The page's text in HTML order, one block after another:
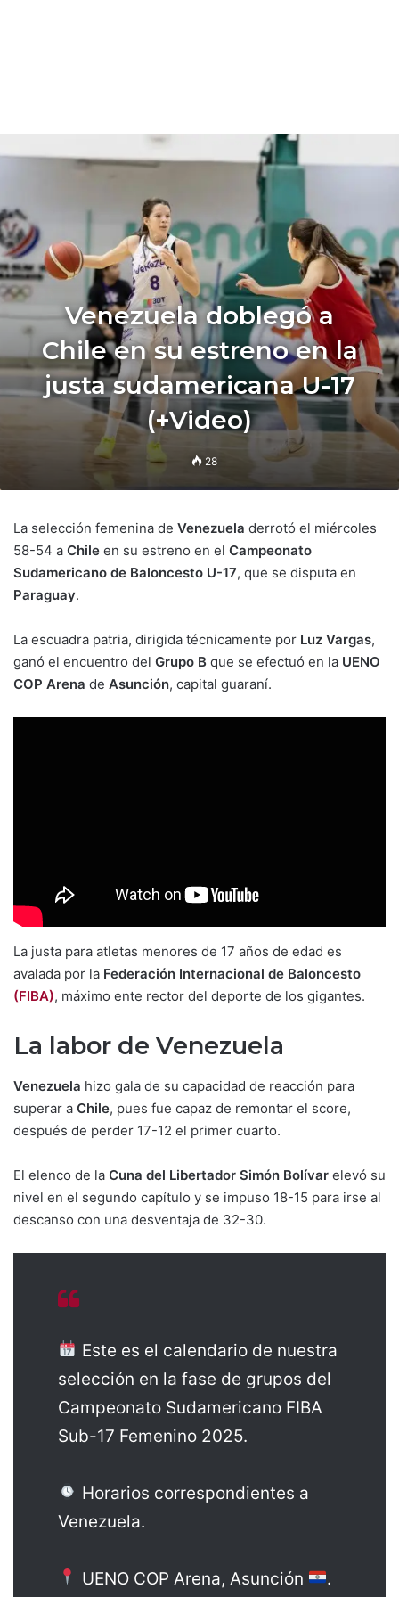
Venezuela doblegó a
Chile en su estreno en la
justa sudamericana U-17
(+Video)
28
La selección femenina de Venezuela derrotó el miércoles
58-54 a Chile en su estreno en el Campeonato
Sudamericano de Baloncesto U-17, que se disputa en
Paraguay.
La escuadra patria, dirigida técnicamente por Luz Vargas,
ganó el encuentro del Grupo B que se efectuó en la UENO
COP Arena de Asunción, capital guaraní.
La justa para atletas menores de 17 años de edad es
avalada por la Federación Internacional de Baloncesto
(FIBA), máximo ente rector del deporte de los gigantes.
La labor de Venezuela
Venezuela hizo gala de su capacidad de reacción para
superar a Chile, pues fue capaz de remontar el score,
después de perder 17-12 el primer cuarto.
El elenco de la Cuna del Libertador Simón Bolívar elevó su
nivel en el segundo capítulo y se impuso 18-15 para irse al
descanso con una desventaja de 32-30.
Este es el calendario de nuestra
selección en la fase de grupos del
Campeonato Sudamericano FIBA
Sub-17 Femenino 2025.
Horarios correspondientes a
Venezuela.
UENO COP Arena, Asunción
.